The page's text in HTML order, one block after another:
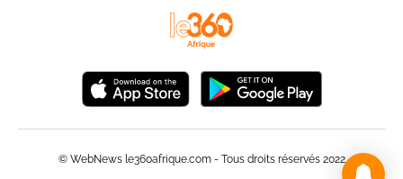
© WebNews le360afrique.com - Tous droits réservés 2022